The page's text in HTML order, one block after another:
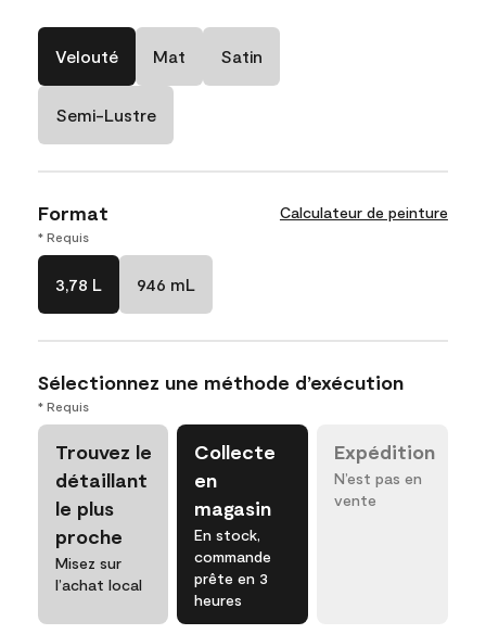
Velouté Mat Satin
Semi-Lustre
Format Calculateur de peinture
* Requis
3,78 L 946 mL
Sélectionnez une méthode d’exécution
* Requis
Trouvez le
détaillant
le plus
proche
Misez sur
l’achat local
Collecte
en
magasin
En stock,
commande
prête en 3
heures
Expédition
N’est pas en
vente